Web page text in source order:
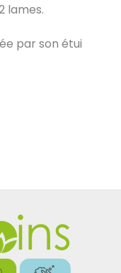
lames.
par son étui